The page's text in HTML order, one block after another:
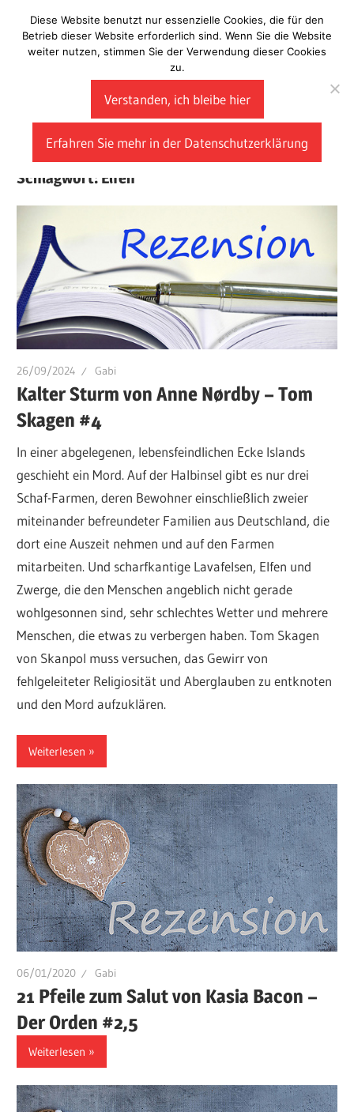
Inhalt
springen
Laberladen
Schlagwort: Elfen
26/09/2024 Gabi
Kalter Sturm von Anne Nørdby – Tom
Skagen #4
In einer abgelegenen, lebensfeindlichen Ecke Islands
geschieht ein Mord. Auf der Halbinsel gibt es nur drei
Schaf-Farmen, deren Bewohner einschließlich zweier
miteinander befreundeter Familien aus Deutschland, die
dort eine Auszeit nehmen und auf den Farmen
mitarbeiten. Und scharfkantige Lavafelsen, Elfen und
Zwerge, die den Menschen angeblich nicht gerade
wohlgesonnen sind, sehr schlechtes Wetter und mehrere
Menschen, die etwas zu verbergen haben. Tom Skagen
von Skanpol muss versuchen, das Gewirr von
fehlgeleiteter Religiosität und Aberglauben zu entknoten
und den Mord aufzuklären.
Weiterlesen
06/01/2020 Gabi
21 Pfeile zum Salut von Kasia Bacon –
Der Orden #2,5
Weiterlesen
Diese Website benutzt nur essenzielle Cookies, die für den
Betrieb dieser Website erforderlich sind. Wenn Sie die Website
weiter nutzen, stimmen Sie der Verwendung dieser Cookies
zu.
Verstanden, ich bleibe hier
Erfahren Sie mehr in der Datenschutzerklärung